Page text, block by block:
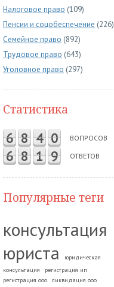
Налоговое право (109)
Пенсии и соцобеспечение (226)
Семейное право (892)
Трудовое право (643)
Уголовное право (297)
Статистика
6 8 4 0 ВОПРОСОВ
6 8 1 9 ОТВЕТОВ
Популярные теги
консультация
юриста
юридическая
консультация
регистрация ип
регистрация ооо
ликвидация ооо